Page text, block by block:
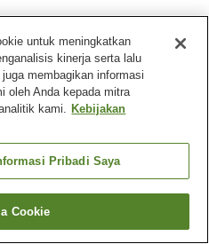
Sauna
Barbekyu
Takayama
kamar
untuk meningkatkan
kinerja serta lalu
membagikan informasi
oleh Anda kepada mitra
kami. Kebijakan
Pribadi Saya
Cookie